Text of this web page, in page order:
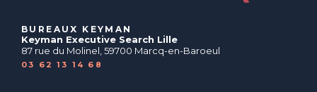
BUREAUX KEYMAN
Keyman Executive Search Lille
87 rue du Molinel, 59700 Marcq-en-Baroeul
03 62 13 14 68